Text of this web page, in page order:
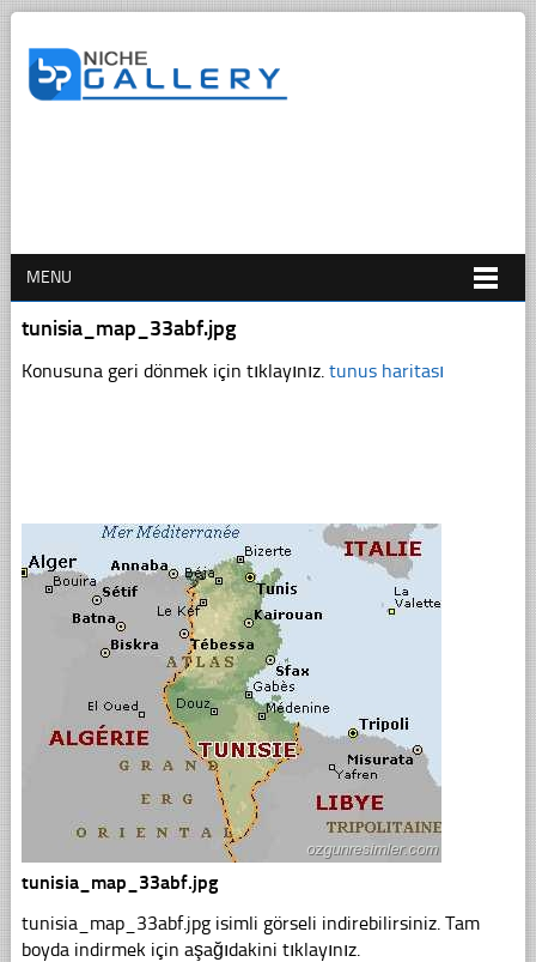
MENU
tunisia_map_33abf.jpg
Konusuna geri dönmek için tıklayınız. tunus haritası
tunisia_map_33abf.jpg
tunisia_map_33abf.jpg isimli görseli indirebilirsiniz. Tam
boyda indirmek için aşağıdakini tıklayınız.